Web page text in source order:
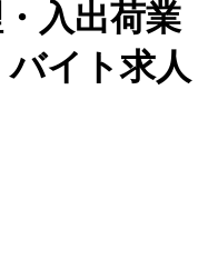
入出荷業
イト求人